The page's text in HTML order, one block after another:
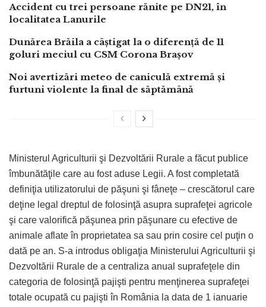
Accident cu trei persoane rănite pe DN21, în
localitatea Lanurile
Dunărea Brăila a câștigat la o diferență de 11
goluri meciul cu CSM Corona Brașov
Noi avertizări meteo de caniculă extremă și
furtuni violente la final de săptămână
Ministerul Agriculturii şi Dezvoltării Rurale a făcut publice
îmbunătăţile care au fost aduse Legii. A fost completată
definiţia utilizatorului de păşuni şi fâneţe – crescătorul care
deţine legal dreptul de folosinţă asupra suprafeţei agricole
şi care valorifică păşunea prin păşunare cu efective de
animale aflate în proprietatea sa sau prin cosire cel puţin o
dată pe an. S-a introdus obligaţia Ministerului Agriculturii şi
Dezvoltării Rurale de a centraliza anual suprafeţele din
categoria de folosinţă pajişti pentru menţinerea suprafeţei
totale ocupată cu pajişti în România la data de 1 ianuarie